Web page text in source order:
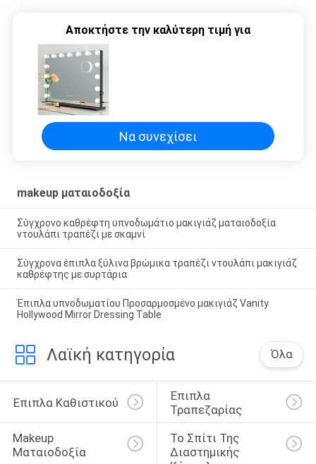
Αποκτήστε την καλύτερη τιμή για
Να συνεχίσει
makeup ματαιοδοξία
Σύγχρονο καθρέφτη υπνοδωμάτιο μακιγιάζ ματαιοδοξία
ντουλάπι τραπέζι με σκαμνί
Σύγχρονα έπιπλα ξύλινα βρώμικα τραπέζι ντουλάπι μακιγιάζ
καθρέφτης με συρτάρια
Έπιπλα υπνοδωματίου Προσαρμοσμένο μακιγιάζ Vanity
Hollywood Mirror Dressing Table
Λαϊκή κατηγορία Όλα
Έπιπλα Καθιστικού
Έπιπλα
Τραπεζαρίας
Makeup
Ματαιοδοξία
Το Σπίτι Της
Διαστημικής